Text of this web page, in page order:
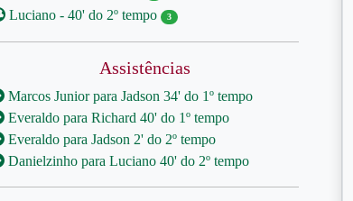
Luciano - 40' do 2º tempo 3
Assistências
Marcos Junior para Jadson 34' do 1º tempo
Everaldo para Richard 40' do 1º tempo
Everaldo para Jadson 2' do 2º tempo
Danielzinho para Luciano 40' do 2º tempo